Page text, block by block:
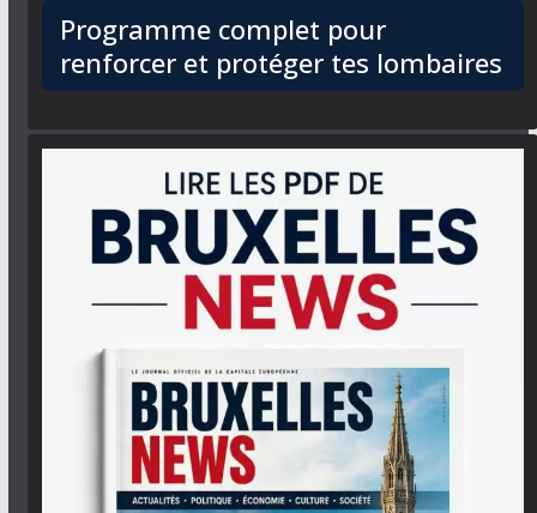
Programme complet pour
renforcer et protéger tes lombaires